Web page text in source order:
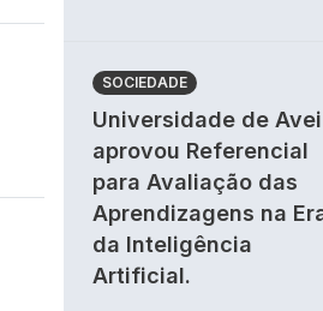
SOCIEDADE
Universidade de
aprovou Referencial
para Avaliação das
Aprendizagens na
da Inteligência
Artificial.